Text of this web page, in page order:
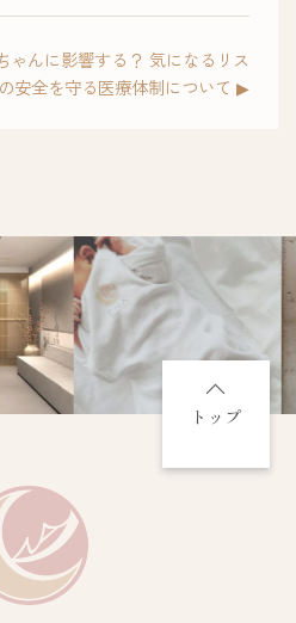
ゃんに影響する？ 気になるリス
安全を守る医療体制について ▶
トップ